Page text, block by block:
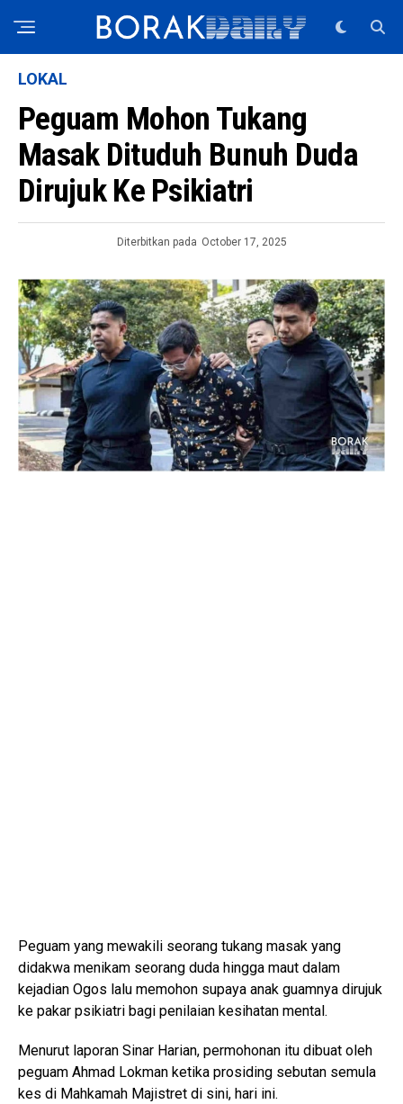
LOKAL
Peguam Mohon Tukang
Masak Dituduh Bunuh Duda
Dirujuk Ke Psikiatri
Diterbitkan pada October 17, 2025
Peguam yang mewakili seorang tukang masak yang
didakwa menikam seorang duda hingga maut dalam
kejadian Ogos lalu memohon supaya anak guamnya dirujuk
ke pakar psikiatri bagi penilaian kesihatan mental.
Menurut laporan Sinar Harian, permohonan itu dibuat oleh
peguam Ahmad Lokman ketika prosiding sebutan semula
kes di Mahkamah Majistret di sini, hari ini.